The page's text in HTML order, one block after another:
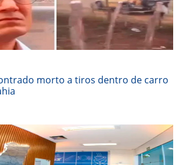
morto a tiros dentro de carro